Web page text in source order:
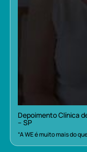
Depoimento Clínica
– SP
“A WE é muito mais do